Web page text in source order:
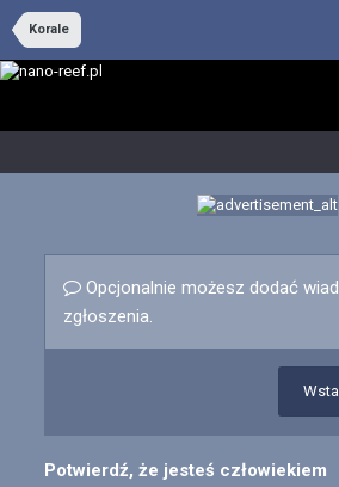
Korale
Opcjonalnie możesz dodać
zgłoszenia.
Potwierdź, że jesteś człowiekiem